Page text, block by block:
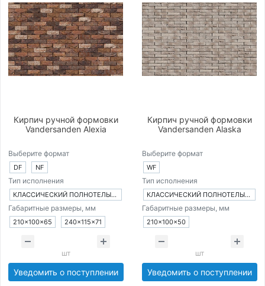
Кирпич ручной формовки
Vandersanden Alexia
Выберите формат
DF NF
Тип исполнения
КЛАССИЧЕСКИЙ ПОЛНОТЕЛЫЙ КИРПИЧ
Габаритные размеры, мм
210×100×65 240×115×71
шт
Уведомить о поступлении
Кирпич ручной формовки
Vandersanden Alaska
Выберите формат
WF
Тип исполнения
КЛАССИЧЕСКИЙ ПОЛНОТЕЛЫЙ КИРПИЧ
Габаритные размеры, мм
210×100×50
шт
Уведомить о поступлении